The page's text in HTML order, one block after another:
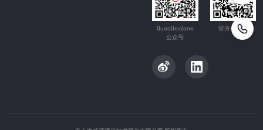
QuecDevZone
公众号
官方公众号